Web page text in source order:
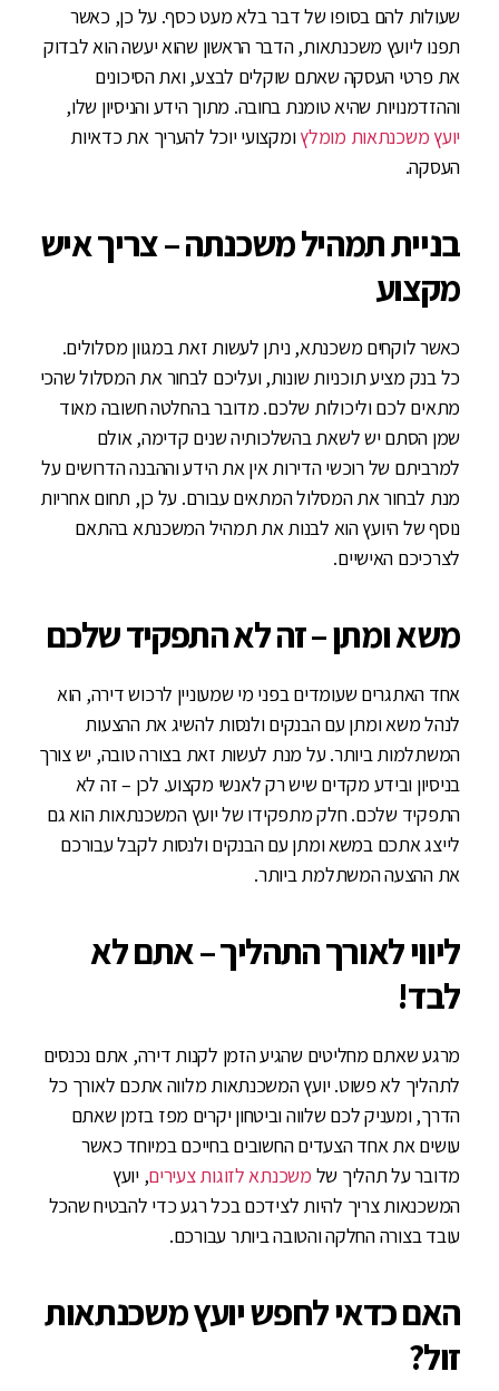
שעולות להם בסופו של דבר בלא מעט כסף. על כן, כאשר
תפנו ליועץ משכנתאות, הדבר הראשון שהוא יעשה הוא לבדוק
את פרטי העסקה שאתם שוקלים לבצע, ואת הסיכונים
וההזדמנויות שהיא טומנת בחובה. מתוך הידע והניסיון שלו,
יועץ משכנתאות מומלץומקצועי יוכל להעריך את כדאיות
העסקה.
בניית תמהיל משכנתה – צריך איש
מקצוע
כאשר לוקחים משכנתא, ניתן לעשות זאת במגוון מסלולים.
כל בנק מציע תוכניות שונות, ועליכם לבחור את המסלול שהכי
מתאים לכם וליכולות שלכם. מדובר בהחלטה חשובה מאוד
שמן הסתם יש לשאת בהשלכותיה שנים קדימה, אולם
למרביתם של רוכשי הדירות אין את הידע וההבנה הדרושים על
מנת לבחור את המסלול המתאים עבורם. על כן, תחום אחריות
נוסף של היועץ הוא לבנות את תמהיל המשכנתא בהתאם
לצרכיכם האישיים.
משא ומתן – זה לא התפקיד שלכם
אחד האתגרים שעומדים בפני מי שמעוניין לרכוש דירה, הוא
לנהל משא ומתן עם הבנקים ולנסות להשיג את ההצעות
המשתלמות ביותר. על מנת לעשות זאת בצורה טובה, יש צורך
בניסיון ובידע מקדים שיש רק לאנשי מקצוע. לכן – זה לא
התפקיד שלכם. חלק מתפקידו של יועץ המשכנתאות הוא גם
לייצג אתכם במשא ומתן עם הבנקים ולנסות לקבל עבורכם
את ההצעה המשתלמת ביותר.
ליווי לאורך התהליך – אתם לא
לבד!
מרגע שאתם מחליטים שהגיע הזמן לקנות דירה, אתם נכנסים
לתהליך לא פשוט. יועץ המשכנתאות מלווה אתכם לאורך כל
הדרך, ומעניק לכם שלווה וביטחון יקרים מפז בזמן שאתם
עושים את אחד הצעדים החשובים בחייכם במיוחד כאשר
מדובר על תהליך של משכנתא לזוגות צעירים, יועץ
המשכנאות צריך להיות לצידכם בכל רגע כדי להבטיח שהכל
עובד בצורה החלקה והטובה ביותר עבורכם.
האם כדאי לחפש יועץ משכנתאות
זול?